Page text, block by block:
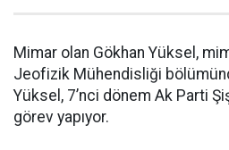
Mimar olan Gökhan Yüksel,
Jeofizik Mühendisliği
Yüksel, 7’nci dönem Ak Parti
görev yapıyor.